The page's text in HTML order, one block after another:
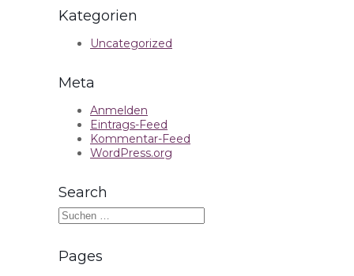
Kategorien
Uncategorized
Meta
Anmelden
Eintrags-Feed
Kommentar-Feed
WordPress.org
Search
Suche
nach:
Pages